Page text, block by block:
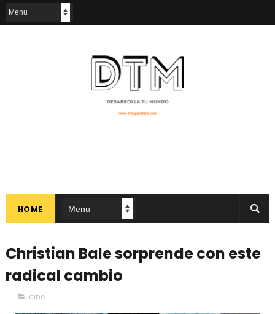
HOME
Christian Bale sorprende con este
radical cambio
cine